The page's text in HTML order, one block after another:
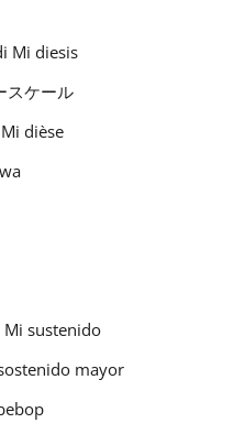
Mi diesis
スケール
dièse
sustenido
mayor